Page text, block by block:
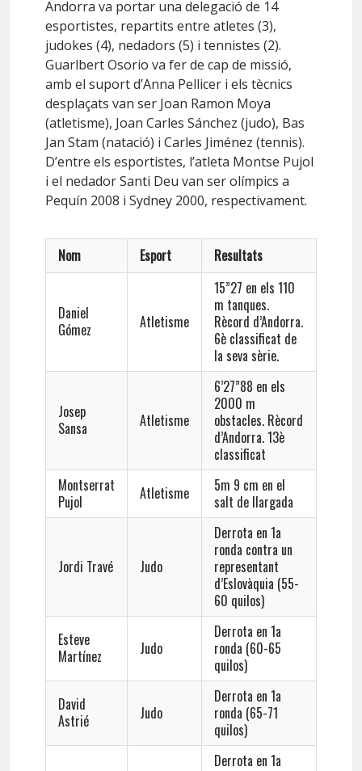
Andorra va portar una delegació de 14
esportistes, repartits entre atletes (3),
judokes (4), nedadors (5) i tennistes (2).
Guarlbert Osorio va fer de cap de missió,
amb el suport d’Anna Pellicer i els tècnics
desplaçats van ser Joan Ramon Moya
(atletisme), Joan Carles Sánchez (judo), Bas
Jan Stam (natació) i Carles Jiménez (tennis).
D’entre els esportistes, l’atleta Montse Pujol
i el nedador Santi Deu van ser olímpics a
Pequín 2008 i Sydney 2000, respectivament.
Nom Esport Resultats
Daniel
Gómez
Atletisme
15”27 en els 110
m tanques.
Rècord d’Andorra.
6è classificat de
la seva sèrie.
Josep
Sansa
Atletisme
6’27”88 en els
2000 m
obstacles. Rècord
d’Andorra. 13è
classificat
Montserrat
Pujol
Atletisme
5m 9 cm en el
salt de llargada
Jordi Travé Judo
Derrota en 1a
ronda contra un
representant
d’Eslovàquia (55-
60 quilos)
Esteve
Martínez
Judo
Derrota en 1a
ronda (60-65
quilos)
David
Astrié
Judo
Derrota en 1a
ronda (65-71
quilos)
Derrota en 1a